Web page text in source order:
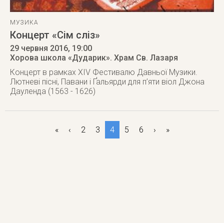
МУЗИКА
Концерт «Сім сліз»
29 червня 2016, 19:00
Хорова школа «Дударик». Храм Св. Лазаря
Концерт в рамках XIV Фестивалю Давньої Музики.
Лютневі пісні, Павани і Ґальярди для п’яти віол Джона
Дауленда (1563 - 1626)
« ‹ 2 3 4 5 6 › »